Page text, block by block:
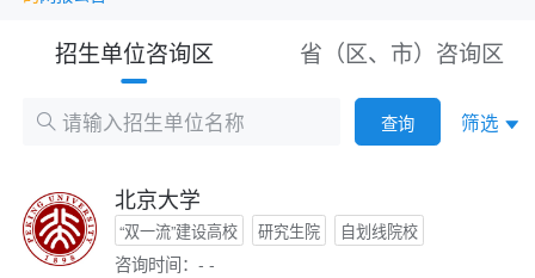
招生单位咨询区 省（区、市）咨询区
查询 筛选
北京大学
“双一流”建设高校 研究生院 自划线院校
咨询时间：- -